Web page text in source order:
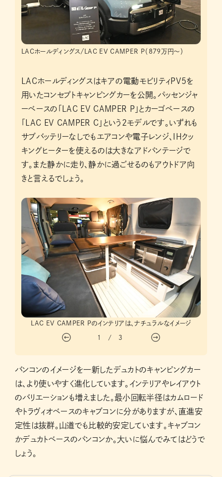
LACホールディングス/LAC EV CAMPER P（879万円〜）
LACホールディングスはキアの電動モビリティPV5を
用いたコンセプトキャンピングカーを公開。パッセンジャ
ーベースの「LAC EV CAMPER P」とカーゴベースの
「LAC EV CAMPER C」という2モデルです。いずれも
サブバッテリーなしでもエアコンや電子レンジ、IHクッ
キングヒーターを使えるのは大きなアドバンテージで
す。また静かに走り、静かに過ごせるのもアウトドア向
きと言えるでしょう。
LAC EV CAMPER Pのインテリアは、ナチュラルなイメージ
1 / 3
バンコンのイメージを一新したデュカトのキャンピングカー
は、より使いやすく進化しています。インテリアやレイアウト
のバリエーションも増えました。最小回転半径はカムロード
やトラヴィオベースのキャブコンに分がありますが、直進安
定性は抜群。山道でも比較的安定しています。キャブコン
かデュカトベースのバンコンか。大いに悩んでみてはどうで
しょう。